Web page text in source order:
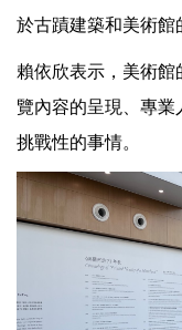
於古蹟建築和美術館
賴依欣表示，美術
覽內容的呈現、專
挑戰性的事情。